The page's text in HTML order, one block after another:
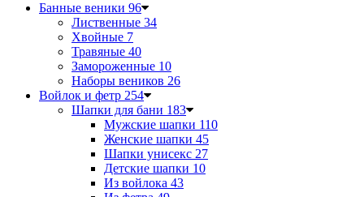
Банные веники 96
Лиственные 34
Хвойные 7
Травяные 40
Замороженные 10
Наборы веников 26
Войлок и фетр 254
Шапки для бани 183
Мужские шапки 110
Женские шапки 45
Шапки унисекс 27
Детские шапки 10
Из войлока 43